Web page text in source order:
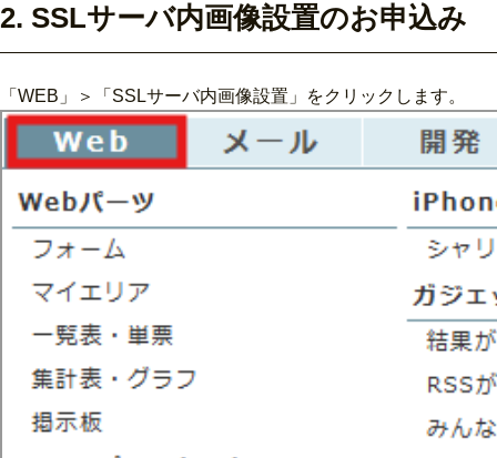
2. SSLサーバ内画像設置のお申込み
「WEB」＞「SSLサーバ内画像設置」をクリックします。